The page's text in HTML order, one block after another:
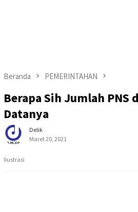
Beranda PEMERINTAHAN
Berapa Sih Jumlah PNS
Datanya
Delik
Maret 20, 2021
Ilustrasi